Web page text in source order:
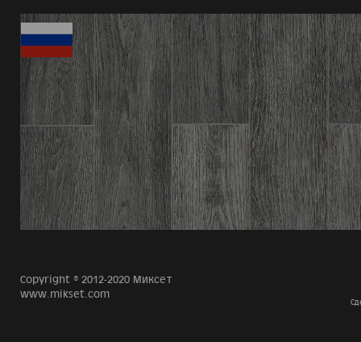
Copyright © 2012-2020 Миксет
www.mikset.com